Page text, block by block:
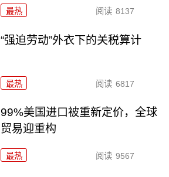
最热 阅读 8137
“强迫劳动”外衣下的关税算计
最热 阅读 6817
99%美国进口被重新定价，全球
贸易迎重构
最热 阅读 9567